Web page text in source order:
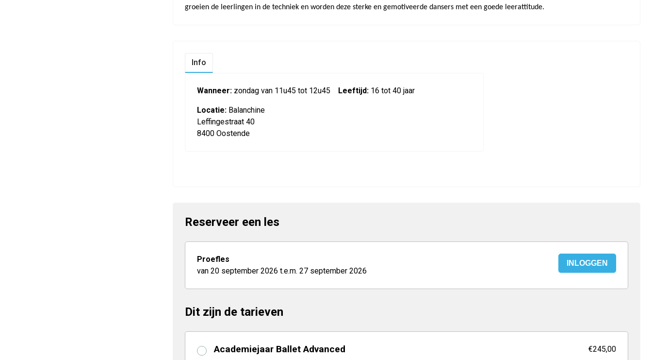
groeien de leerlingen in de techniek en worden deze sterke en gemotiveerde dansers met een goede leerattitude.
Info
Wanneer: zondag van 11u45 tot 12u45 Leeftijd: 16 tot 40 jaar
Locatie: Balanchine
Leffingestraat 40
8400 Oostende
Reserveer een les
Proefles
van 20 september 2026 t.e.m. 27 september 2026
INLOGGEN
Dit zijn de tarieven
Academiejaar Ballet Advanced €245,00